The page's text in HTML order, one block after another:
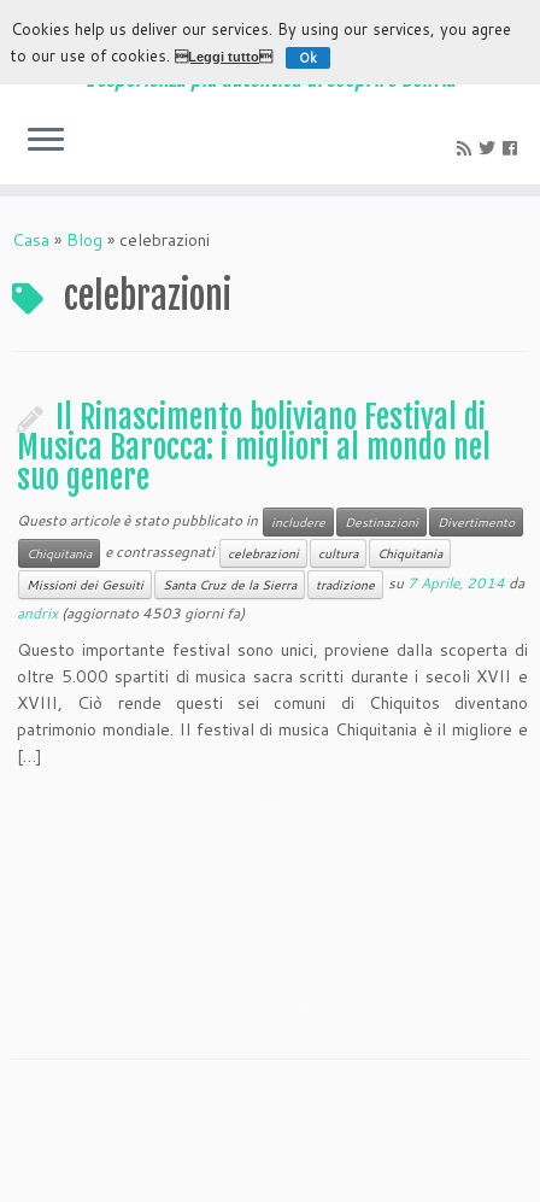
L'esperienza più autentica di scoprire Bolivia
Casa » Blog » celebrazioni
celebrazioni
Il Rinascimento boliviano Festival di
Musica Barocca: i migliori al mondo nel
suo genere
Questo articole è stato pubblicato in includere Destinazioni
Divertimento
Chiquitania
e contrassegnati celebrazioni cultura
Chiquitania
Missioni dei Gesuiti
Santa Cruz de la Sierra tradizione su 7 Aprile, 2014 da
andrix(aggiornato 4503 giorni fa)
Questo importante festival sono unici, proviene dalla scoperta di
oltre 5.000 spartiti di musica sacra scritti durante i secoli XVII e
XVIII, Ciò rende questi sei comuni di Chiquitos diventano
patrimonio mondiale. Il festival di musica Chiquitania è il migliore e
[…]
Cookies help us deliver our services. By using our services, you agree
to our use of cookies.Leggi tutto Ok